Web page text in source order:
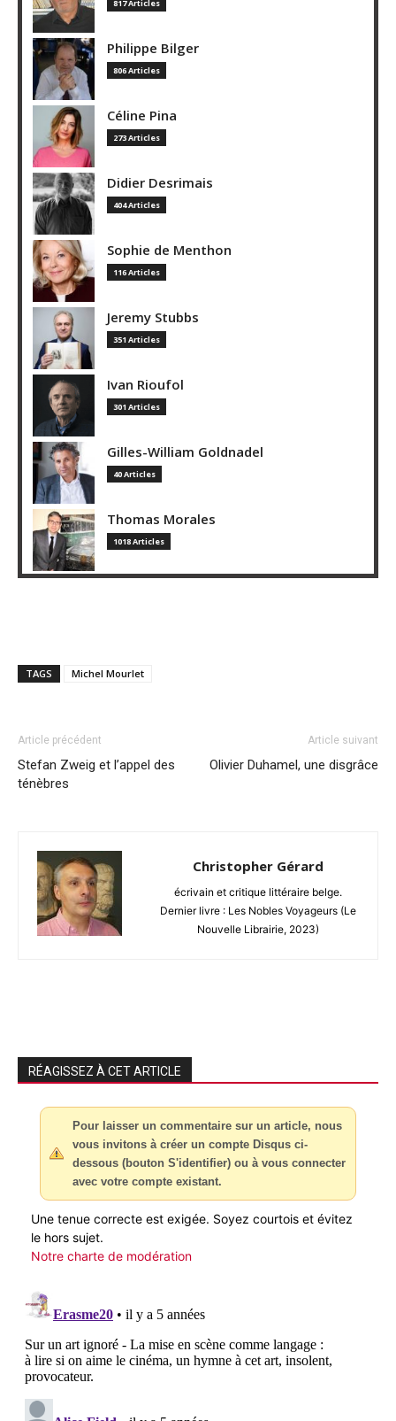
817 Articles
Philippe Bilger
806 Articles
Céline Pina
273 Articles
Didier Desrimais
404 Articles
Sophie de Menthon
116 Articles
Jeremy Stubbs
351 Articles
Ivan Rioufol
301 Articles
Gilles-William Goldnadel
40 Articles
Thomas Morales
1018 Articles
TAGS Michel Mourlet
Article précédent
Stefan Zweig et l’appel des
ténèbres
Article suivant
Olivier Duhamel, une disgrâce
Christopher Gérard
écrivain et critique littéraire belge.
Dernier livre : Les Nobles Voyageurs (Le
Nouvelle Librairie, 2023)
RÉAGISSEZ À CET ARTICLE
Pour laisser un commentaire sur un article, nous
vous invitons à créer un compte Disqus ci-
dessous (bouton S'identifier) ou à vous connecter
avec votre compte existant.
Une tenue correcte est exigée. Soyez courtois et évitez
le hors sujet.
Notre charte de modération